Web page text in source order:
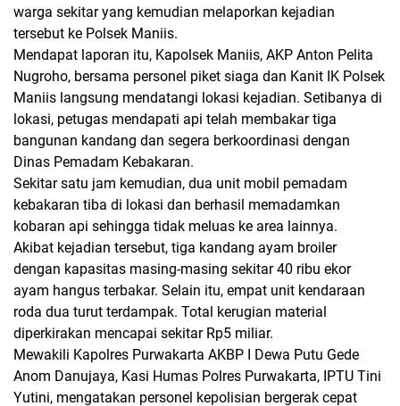
warga sekitar yang kemudian melaporkan kejadian
tersebut ke Polsek Maniis.
Mendapat laporan itu, Kapolsek Maniis, AKP Anton Pelita
Nugroho, bersama personel piket siaga dan Kanit IK Polsek
Maniis langsung mendatangi lokasi kejadian. Setibanya di
lokasi, petugas mendapati api telah membakar tiga
bangunan kandang dan segera berkoordinasi dengan
Dinas Pemadam Kebakaran.
Sekitar satu jam kemudian, dua unit mobil pemadam
kebakaran tiba di lokasi dan berhasil memadamkan
kobaran api sehingga tidak meluas ke area lainnya.
Akibat kejadian tersebut, tiga kandang ayam broiler
dengan kapasitas masing-masing sekitar 40 ribu ekor
ayam hangus terbakar. Selain itu, empat unit kendaraan
roda dua turut terdampak. Total kerugian material
diperkirakan mencapai sekitar Rp5 miliar.
Mewakili Kapolres Purwakarta AKBP I Dewa Putu Gede
Anom Danujaya, Kasi Humas Polres Purwakarta, IPTU Tini
Yutini, mengatakan personel kepolisian bergerak cepat